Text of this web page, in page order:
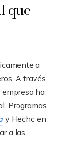
que
a
A través
ha
Programas
y Hecho en
a las